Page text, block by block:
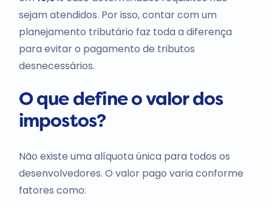
sejam atendidos. Por isso, contar com um
planejamento tributário faz toda a diferença
para evitar o pagamento de tributos
desnecessários.
O que define o valor dos
impostos?
Não existe uma alíquota única para todos os
desenvolvedores. O valor pago varia conforme
fatores como: